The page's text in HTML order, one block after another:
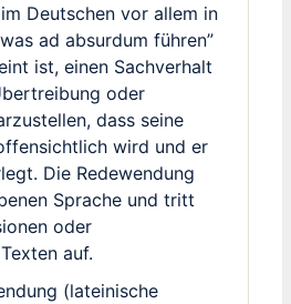
Deutschen vor allem in
ad absurdum führen”
ist, einen Sachverhalt
oder
dass seine
wird und er
Die Redewendung
Sprache und tritt
oder
auf.
(lateinische